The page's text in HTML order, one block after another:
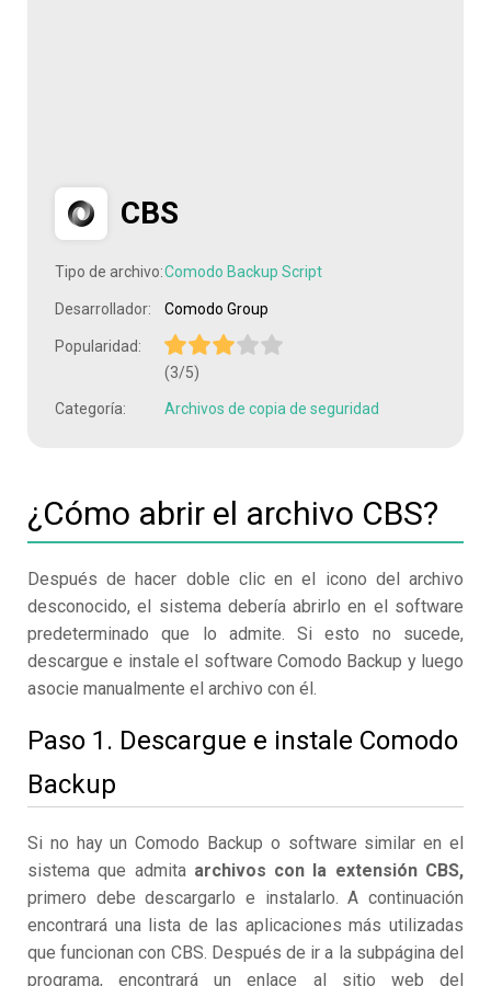
CBS
Tipo de archivo:Comodo Backup Script
Desarrollador: Comodo Group
Popularidad:
(3/5)
Categoría: Archivos de copia de seguridad
¿Cómo abrir el archivo CBS?
Después de hacer doble clic en el icono del archivo
desconocido, el sistema debería abrirlo en el software
predeterminado que lo admite. Si esto no sucede,
descargue e instale el software Comodo Backup y luego
asocie manualmente el archivo con él.
Paso 1. Descargue e instale Comodo
Backup
Si no hay un Comodo Backup o software similar en el
sistema que admita archivos con la extensión CBS,
primero debe descargarlo e instalarlo. A continuación
encontrará una lista de las aplicaciones más utilizadas
que funcionan con CBS. Después de ir a la subpágina del
programa, encontrará un enlace al sitio web del